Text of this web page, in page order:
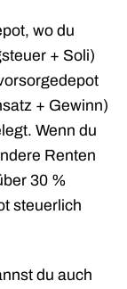
wo du
+ Soli)
+ Gewinn)
Wenn du
Renten
30 %
steuerlich
du auch